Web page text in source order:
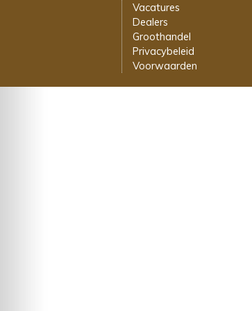
Vacatures
Dealers
Groothandel
Privacybeleid
Voorwaarden